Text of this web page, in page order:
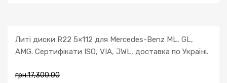
Литі диски R22 5×112 для Mercedes-Benz ML, GL,
AMG. Сертифікати ISO, VIA, JWL, доставка по Україні.
грн.17,300.00